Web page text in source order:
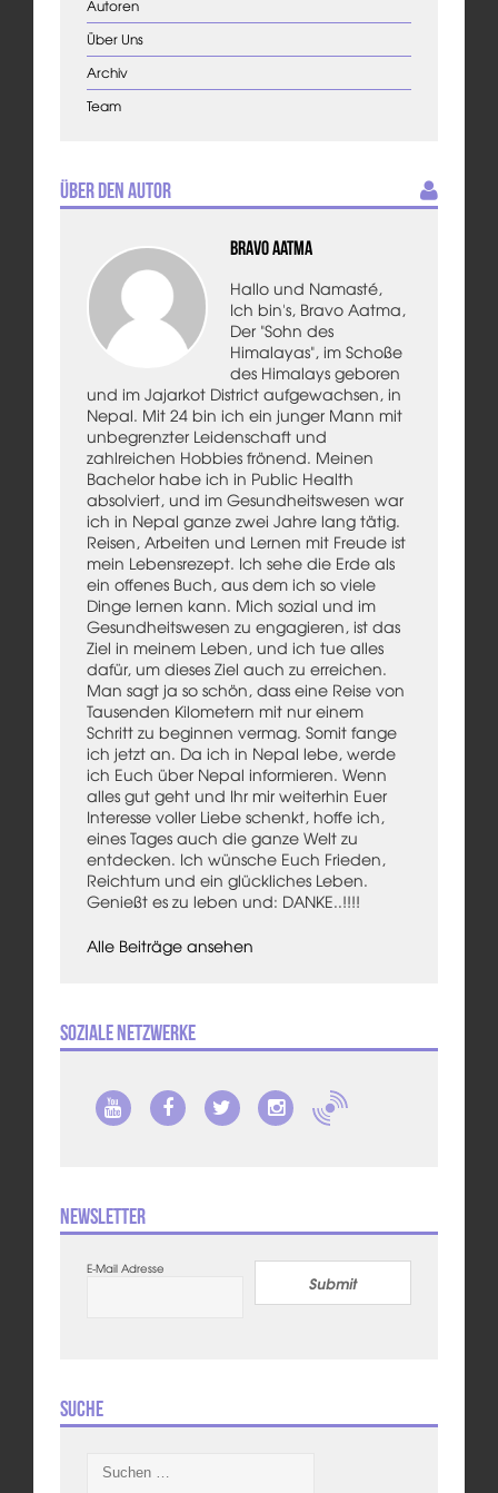
Autoren
Über Uns
Archiv
Team
Über den Autor
Bravo Aatma
Hallo und Namasté,
Ich bin's, Bravo Aatma,
Der "Sohn des
Himalayas", im Schoße
des Himalays geboren
und im Jajarkot District aufgewachsen, in
Nepal. Mit 24 bin ich ein junger Mann mit
unbegrenzter Leidenschaft und
zahlreichen Hobbies frönend. Meinen
Bachelor habe ich in Public Health
absolviert, und im Gesundheitswesen war
ich in Nepal ganze zwei Jahre lang tätig.
Reisen, Arbeiten und Lernen mit Freude ist
mein Lebensrezept. Ich sehe die Erde als
ein offenes Buch, aus dem ich so viele
Dinge lernen kann. Mich sozial und im
Gesundheitswesen zu engagieren, ist das
Ziel in meinem Leben, und ich tue alles
dafür, um dieses Ziel auch zu erreichen.
Man sagt ja so schön, dass eine Reise von
Tausenden Kilometern mit nur einem
Schritt zu beginnen vermag. Somit fange
ich jetzt an. Da ich in Nepal lebe, werde
ich Euch über Nepal informieren. Wenn
alles gut geht und Ihr mir weiterhin Euer
Interesse voller Liebe schenkt, hoffe ich,
eines Tages auch die ganze Welt zu
entdecken. Ich wünsche Euch Frieden,
Reichtum und ein glückliches Leben.
Genießt es zu leben und: DANKE..!!!!
Alle Beiträge ansehen
Soziale Netzwerke
Newsletter
E-Mail Adresse
Submit
Suche
nach: